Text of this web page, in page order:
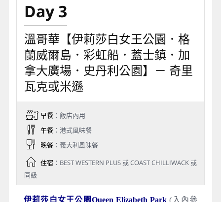
Day 3
溫哥華【伊莉莎白女王公園．格
蘭威爾島．彩虹船．蓋士鎮．加
拿大廣場．史丹利公園】－ 奇里
瓦克或米遜
早餐：飯店內用
午餐：港式風味餐
晚餐：義大利風味餐
住宿：BEST WESTERN PLUS 或 COAST CHILLIWACK 或
同級
伊莉莎白女王公園Queen Elizabeth Park (入內參